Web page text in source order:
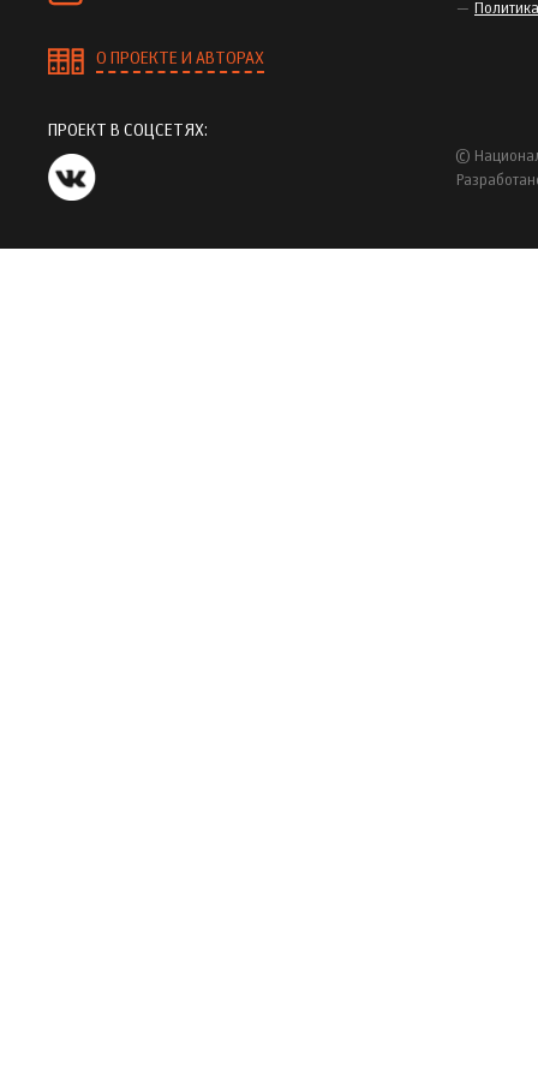
О ПРОЕКТЕ И АВТОРАХ
ПРОЕКТ В СОЦСЕТЯХ:
©